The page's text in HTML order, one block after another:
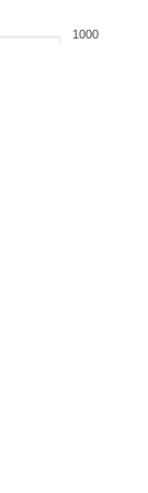
1000